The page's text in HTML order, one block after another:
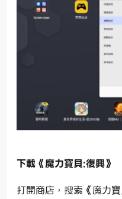
下載《魔力寶貝:復興》
打開商店，搜索《魔力